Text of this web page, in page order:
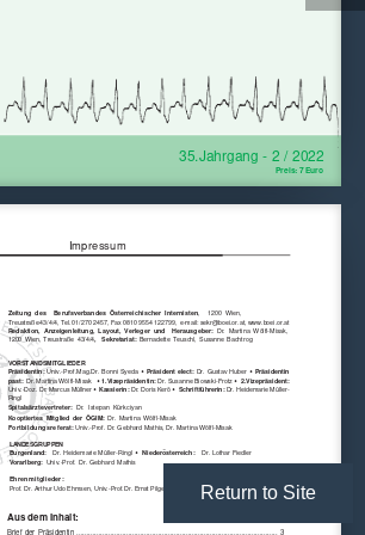
35.Jahrgang - 2 / 2022
Preis: 7 Euro
Impressum
Brief  der  Präsidentin ..................................................................................................... 3
Aus dem Inhalt:
Zeitung  des    Berufsverbandes  Österreichischer  Internisten ,    1200  Wien,
Treustraße 43/4/4, Tel. 01/270 24 57, Fax  0810 9554 1227 99,  e-mail: sekr@boei.or.at, www.boei.or.at
Redaktion,  Anzeigenleitung,  Layout,  Verleger  und    Herausgeber: Dr.  Martina  Wölfl-Misak,
1200  Wien,  Treustraße  43/4/4 ,    Sekretariat:
  Bernadette  Teuschl,  Susanne  Bachtrog
LANDESGRUPPEN
Burgenland:
   Dr. Heidemarie Müller-Ringl

  Niederösterreich:
   Dr. Lothar Fiedler
Vorarlberg:
  Univ.-Prof.  Dr.  Gebhard  Mathis
Ehrenmitglieder:
Prof. Dr. Arthur Udo Ehmsen, Univ.-Prof.Dr. Ernst Pilger, Dr. Herbert Schindler, Dr. Hans Walek
VORSTANDSMITGLIEDER
Präsidentin: Univ.-Prof.Mag.Dr. Bonni Syeda  Präsident elect: Dr. Gustav Huber  Präsidentin
past: Dr. Martina Wölfl-Misak 1.Vizepräsidentin: Dr. Susanne Biowski-Frotz  2.Vizepräsident:
Univ.-Doz. Dr. Marcus Müllner  Kassierin: Dr. Doris Kerö 
  Schriftführerin:
Dr. Heidemarie Müller-
Ringl
Spitalsärztevertreter: Dr.  Istepan  Kürkciyan
Kooptiertes  Mitglied  der  ÖGIM: Dr.  Martina  Wölfl-Misak
Fortbildungsreferat: Univ.-Prof. Dr. Gebhard Mathis, Dr. Martina Wölfl-Misak
Return to Site